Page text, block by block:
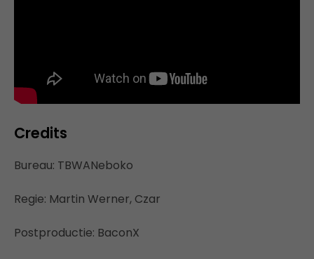
Credits
Bureau: TBWANeboko
Regie: Martin Werner, Czar
Postproductie: BaconX